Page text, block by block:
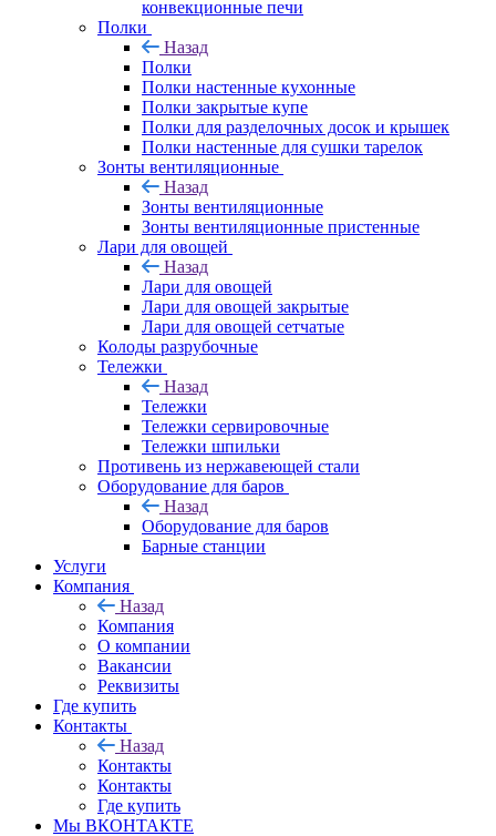
конвекционные печи
Полки
Назад
Полки
Полки настенные кухонные
Полки закрытые купе
Полки для разделочных досок и крышек
Полки настенные для сушки тарелок
Зонты вентиляционные
Назад
Зонты вентиляционные
Зонты вентиляционные пристенные
Лари для овощей
Назад
Лари для овощей
Лари для овощей закрытые
Лари для овощей сетчатые
Колоды разрубочные
Тележки
Назад
Тележки
Тележки сервировочные
Тележки шпильки
Противень из нержавеющей стали
Оборудование для баров
Назад
Оборудование для баров
Барные станции
Услуги
Компания
Назад
Компания
О компании
Вакансии
Реквизиты
Где купить
Контакты
Назад
Контакты
Контакты
Где купить
Мы ВКОНТАКТЕ